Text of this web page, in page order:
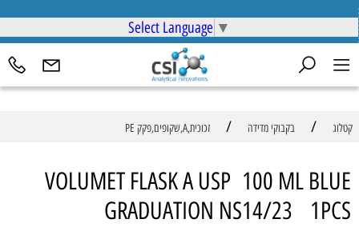
Select Language ▼
קטלוג / בקבוקי מדידה / זכוכית,A,שקופים,פקק PE
VOLUMET FLASK A USP 100 ML BLUE
GRADUATION NS14/23 1PCS